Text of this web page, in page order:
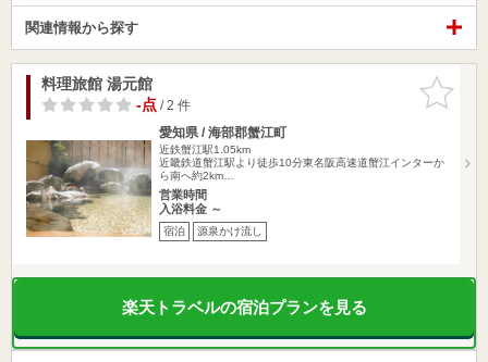
関連情報から探す
お気に入
りに追加
料理旅館 湯元館
-点/ 2 件
愛知県 / 海部郡蟹江町
近鉄蟹江駅1.05km
近畿鉄道蟹江駅より徒歩10分東名阪高速道蟹江インターか
ら南へ約2km…
営業時間
入浴料金 ～
宿泊 源泉かけ流し
楽天トラベルの宿泊プランを見る